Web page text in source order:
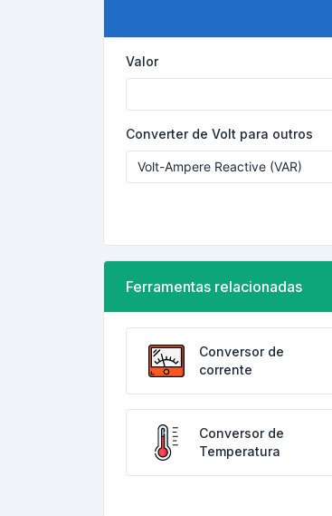
Valor
Converter de Volt para outros
Ferramentas relacionadas
Conversor de
corrente
Conversor de
Temperatura